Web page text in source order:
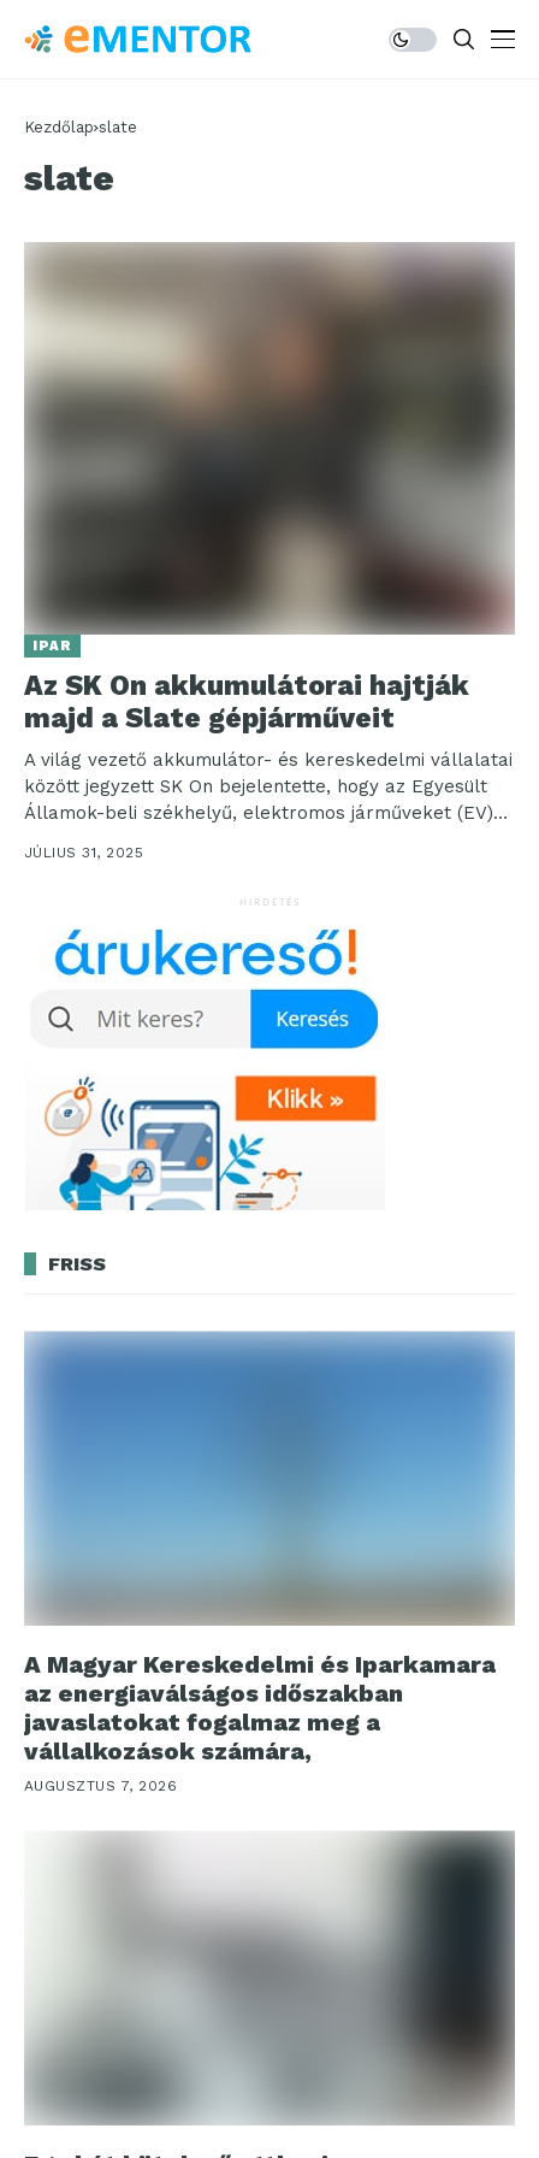
Kezdőlap slate
slate
IPAR
Az SK On akkumulátorai hajtják
majd a Slate gépjárműveit
A világ vezető akkumulátor- és kereskedelmi vállalatai
között jegyzett SK On bejelentette, hogy az Egyesült
Államok-beli székhelyű, elektromos járműveket (EV)
gyártó Slate az...
JÚLIUS 31, 2025
HIRDETÉS
FRISS
A Magyar Kereskedelmi és Iparkamara
az energiaválságos időszakban
javaslatokat fogalmaz meg a
vállalkozások számára,
AUGUSZTUS 7, 2026